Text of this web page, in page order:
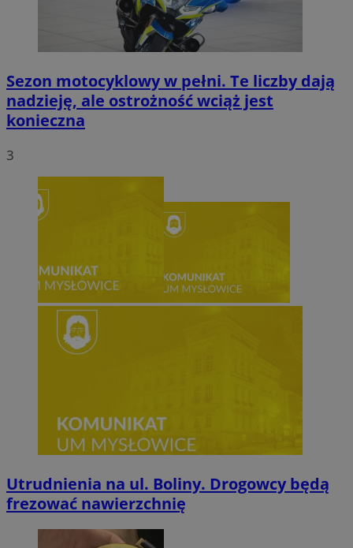
Sezon motocyklowy w pełni. Te liczby dają
nadzieję, ale ostrożność wciąż jest
konieczna
3
Utrudnienia na ul. Boliny. Drogowcy będą
frezować nawierzchnię